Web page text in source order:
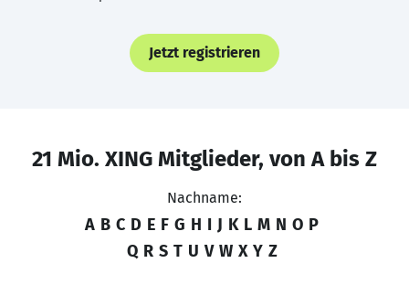
Jetzt registrieren
21 Mio. XING Mitglieder, von A bis Z
Nachname:
A B C D E F G H I J K L M N O P
Q R S T U V W X Y Z